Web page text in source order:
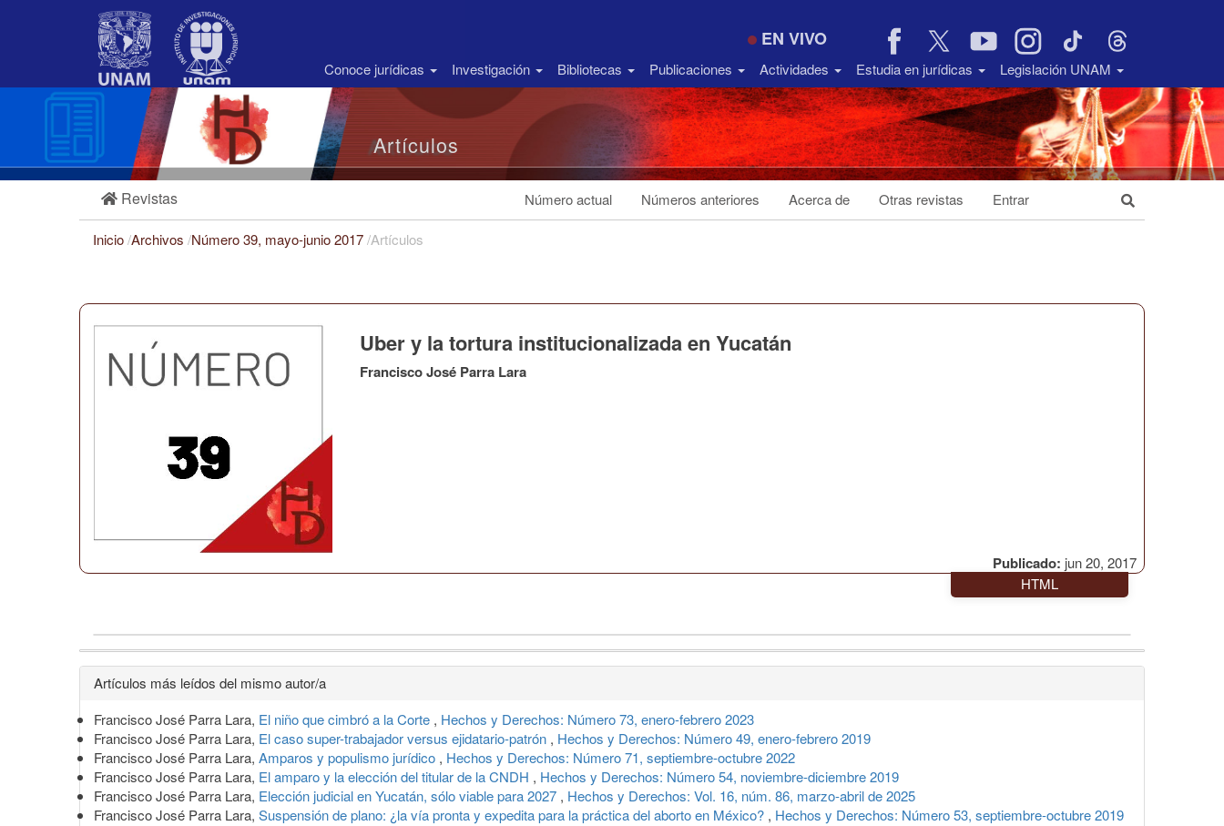
Barra
EN VIVO
Conoce jurídicas Investigación Bibliotecas Publicaciones Actividades Estudia en jurídicas Legislación UNAM
Artículos
Revistas Número actual Números anteriores Acerca de Otras revistas Entrar
Inicio/Archivos /Número 39, mayo-junio 2017/Artículos
Publicado: jun 20, 2017
Uber y la tortura institucionalizada en Yucatán
Francisco José Parra Lara
HTML
Detalles
del
artículo
Artículos más leídos del mismo autor/a
Francisco José Parra Lara, El niño que cimbró a la Corte , Hechos y Derechos: Número 73, enero-febrero 2023
Francisco José Parra Lara, El caso super-trabajador versus ejidatario-patrón , Hechos y Derechos: Número 49, enero-febrero 2019
Francisco José Parra Lara, Amparos y populismo jurídico , Hechos y Derechos: Número 71, septiembre-octubre 2022
Francisco José Parra Lara, El amparo y la elección del titular de la CNDH , Hechos y Derechos: Número 54, noviembre-diciembre 2019
Francisco José Parra Lara, Elección judicial en Yucatán, sólo viable para 2027 , Hechos y Derechos: Vol. 16, núm. 86, marzo-abril de 2025
Francisco José Parra Lara, Suspensión de plano: ¿la vía pronta y expedita para la práctica del aborto en México? , Hechos y Derechos: Número 53, septiembre-octubre 2019